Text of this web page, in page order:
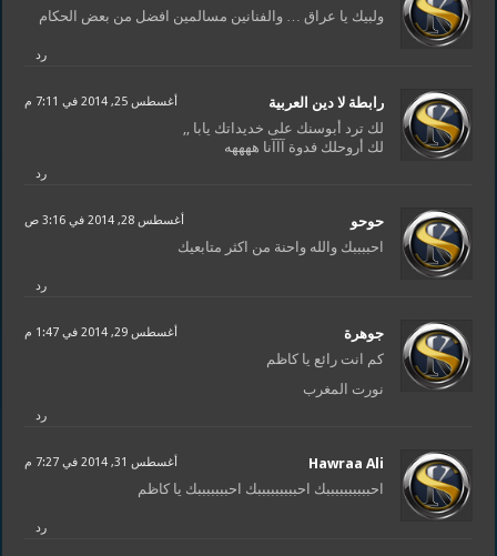
ولبيك يا عراق … والفنانين مسالمين افضل من بعض الحكام
رد
رابطة لا دين العربية أغسطس 25, 2014 في 7:11 م
لك ترد أبوسنك على خديداتك يابا ,,
لك أروحلك فدوة آآآنا ههههه
رد
حوحو أغسطس 28, 2014 في 3:16 ص
احببببك والله واحنة من اكثر متابعيك
رد
جوهرة أغسطس 29, 2014 في 1:47 م
كم انت رائع يا كاظم
نورت المغرب
رد
Hawraa Ali أغسطس 31, 2014 في 7:27 م
احببببببببببك احبببببببببك احبببببببك يا كاظم
رد